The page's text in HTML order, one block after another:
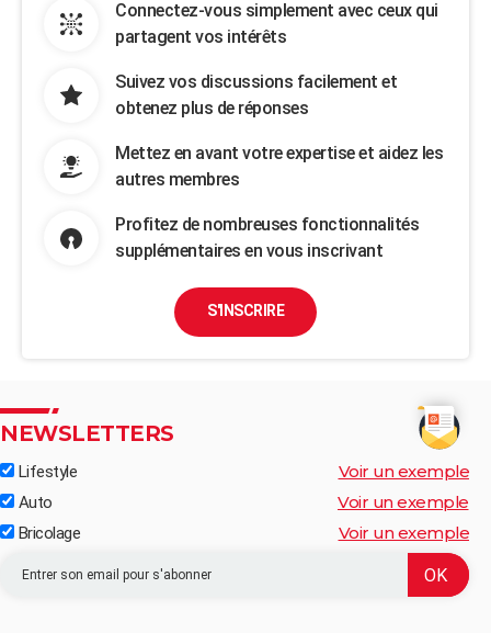
Connectez-vous simplement avec ceux qui
partagent vos intérêts
Suivez vos discussions facilement et
obtenez plus de réponses
Mettez en avant votre expertise et aidez les
autres membres
Profitez de nombreuses fonctionnalités
supplémentaires en vous inscrivant
S'INSCRIRE
NEWSLETTERS
Lifestyle Voir un exemple
Auto Voir un exemple
Bricolage Voir un exemple